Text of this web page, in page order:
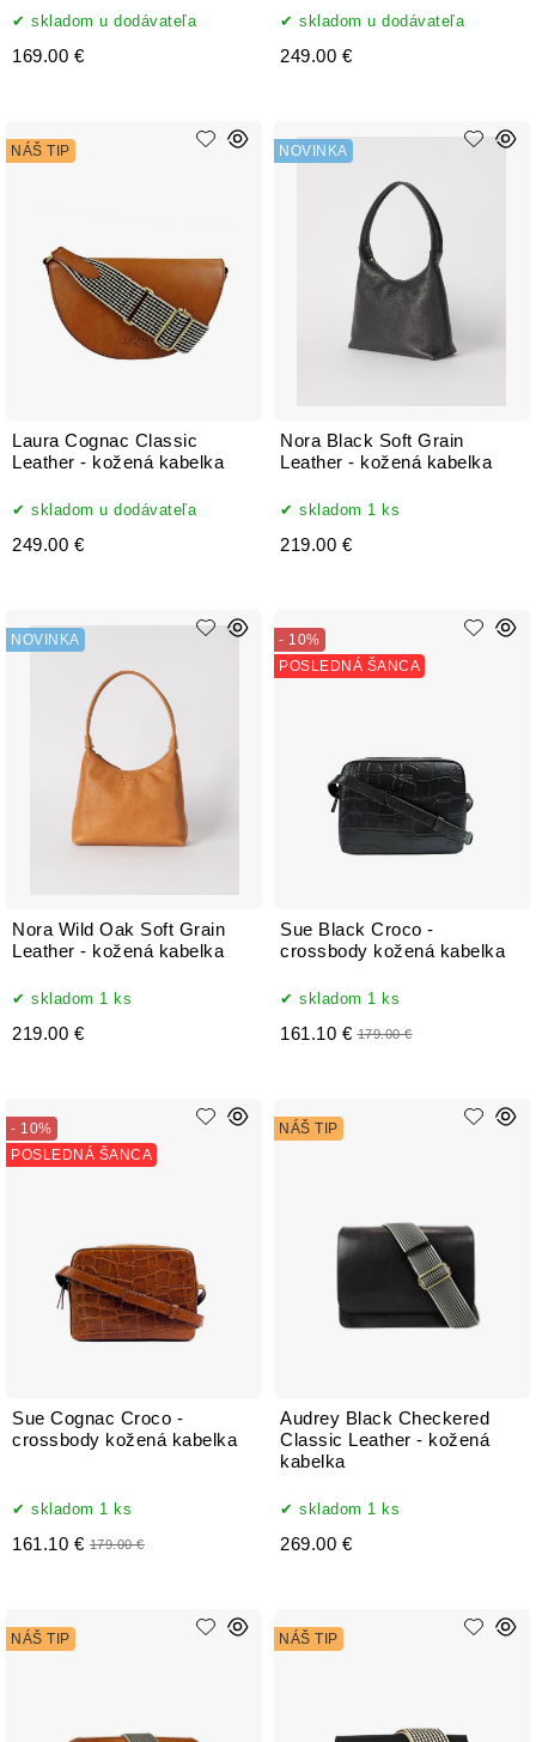
skladom u dodávateľa
169.00 €
skladom u dodávateľa
249.00 €
Laura Cognac Classic
Leather - kožená kabelka
NÁŠ TIP
skladom u dodávateľa
249.00 €
Nora Black Soft Grain
Leather - kožená kabelka
NOVINKA
skladom 1 ks
219.00 €
Nora Wild Oak Soft Grain
Leather - kožená kabelka
NOVINKA
skladom 1 ks
219.00 €
Sue Black Croco -
crossbody kožená kabelka
- 10%
POSLEDNÁ ŠANCA
skladom 1 ks
161.10 € 179.00 €
Sue Cognac Croco -
crossbody kožená kabelka
- 10%
POSLEDNÁ ŠANCA
skladom 1 ks
161.10 € 179.00 €
Audrey Black Checkered
Classic Leather - kožená
kabelka
NÁŠ TIP
skladom 1 ks
269.00 €
NÁŠ TIP NÁŠ TIP